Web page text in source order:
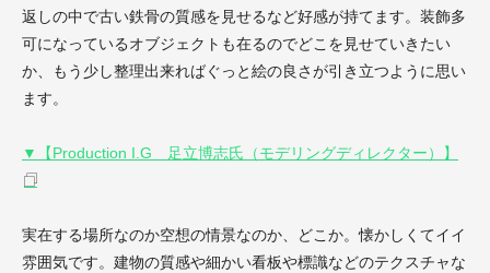
返しの中で古い鉄骨の質感を見せるなど好感が持てます。装飾多
可になっているオブジェクトも在るのでどこを見せていきたい
か、もう少し整理出来ればぐっと絵の良さが引き立つように思い
ます。
▼【Production I.G 足立博志氏（モデリングディレクター）】
実在する場所なのか空想の情景なのか、どこか。懐かしくてイイ
雰囲気です。建物の質感や細かい看板や標識などのテクスチャな